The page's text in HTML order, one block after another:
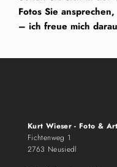
Fotos Sie
– ich freue mich
Kurt Wieser - Foto & Art
Fichtenweg 1
2763 Neusiedl